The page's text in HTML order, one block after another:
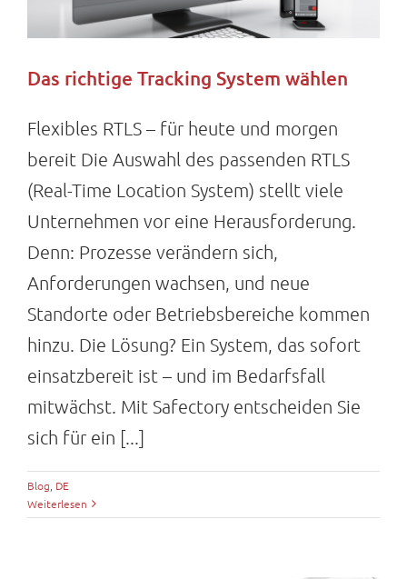
Das richtige Tracking System wählen
Flexibles RTLS – für heute und morgen
bereit Die Auswahl des passenden RTLS
(Real-Time Location System) stellt viele
Unternehmen vor eine Herausforderung.
Denn: Prozesse verändern sich,
Anforderungen wachsen, und neue
Standorte oder Betriebsbereiche kommen
hinzu. Die Lösung? Ein System, das sofort
einsatzbereit ist – und im Bedarfsfall
mitwächst. Mit Safectory entscheiden Sie
sich für ein [...]
Blog, DE
Weiterlesen